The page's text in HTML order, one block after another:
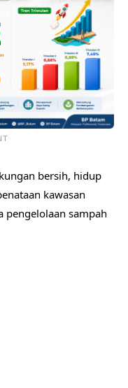
bersih, hidup
kawasan
pengelolaan sampah